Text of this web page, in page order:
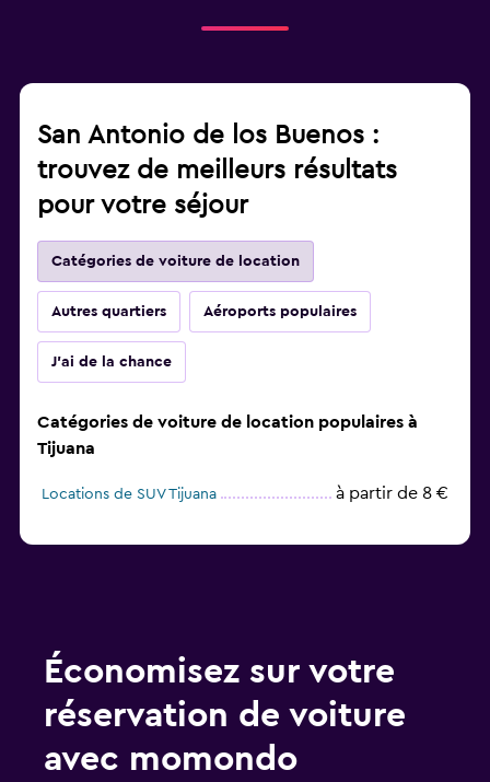
San Antonio de los Buenos :
trouvez de meilleurs résultats
pour votre séjour
Catégories de voiture de location
Autres quartiers Aéroports populaires
J'ai de la chance
Catégories de voiture de location populaires à
Tijuana
Locations de SUV Tijuana à partir de 8 €
Économisez sur votre
réservation de voiture
avec momondo